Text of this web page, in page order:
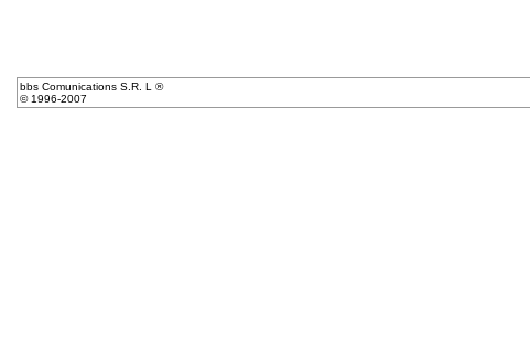
bbs Comunications S.R. L ®
© 1996-2007